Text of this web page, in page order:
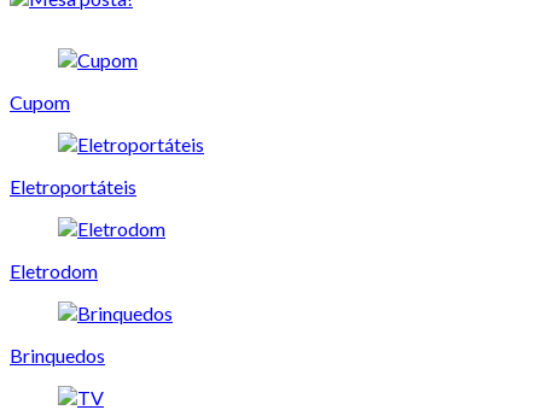
Cupom
Eletroportáteis
Eletrodom
Brinquedos